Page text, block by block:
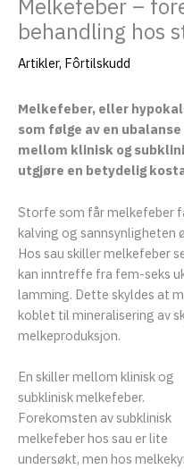
Melkefeber –
behandling hos
Artikler, Fôrtilskudd
Melkefeber, eller
som følge av en
mellom klinisk og
utgjøre en betydelig
Storfe som får melkefeber
kalving og sannsynligheten
Hos sau skiller melkefeber
kan inntreffe fra fem-seks
lamming. Dette skyldes at
koblet til mineralisering av
melkeproduksjon.
En skiller mellom klinisk og
subklinisk melkefeber.
Forekomsten av subklinisk
melkefeber hos sau er lite
undersøkt, men hos